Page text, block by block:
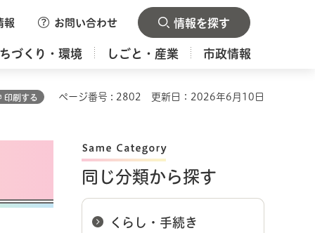
報 お問い合わせ 情報を探す
づくり・環境 しごと・産業 市政情報
印刷する ページ番号 : 2802 更新日：2026年6月10日
同じ分類から探す
くらし・手続き